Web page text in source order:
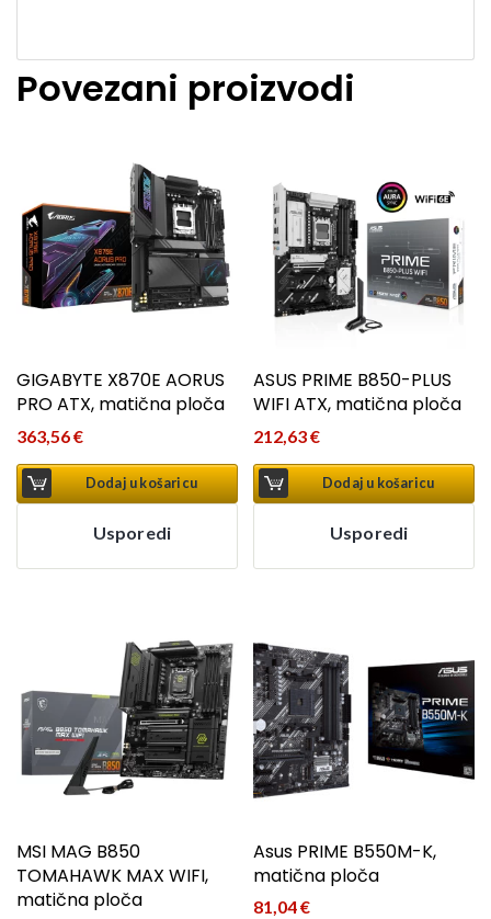
Povezani proizvodi
GIGABYTE X870E AORUS
PRO ATX, matična ploča
363,56€
Dodaj u košaricu
Usporedi
ASUS PRIME B850-PLUS
WIFI ATX, matična ploča
212,63€
Dodaj u košaricu
Usporedi
MSI MAG B850
TOMAHAWK MAX WIFI,
matična ploča
Asus PRIME B550M-K,
matična ploča
81,04€